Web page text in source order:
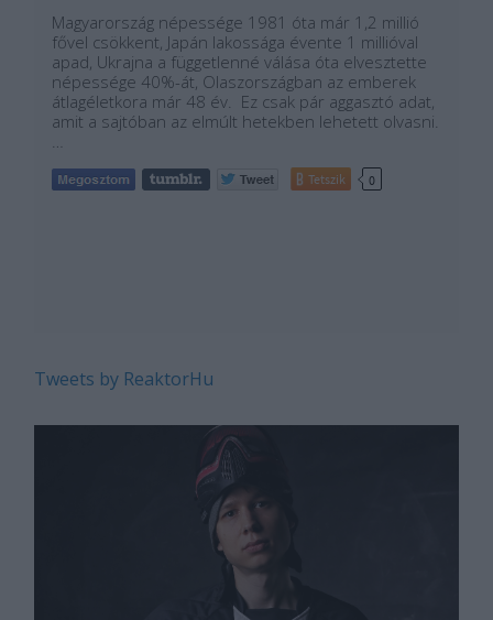
Magyarország népessége 1981 óta már 1,2 millió
fővel csökkent, Japán lakossága évente 1 millióval
apad, Ukrajna a függetlenné válása óta elvesztette
népessége 40%-át, Olaszországban az emberek
átlagéletkora már 48 év. Ez csak pár aggasztó adat,
amit a sajtóban az elmúlt hetekben lehetett olvasni.
…
Tetszik 0
Tweets by ReaktorHu